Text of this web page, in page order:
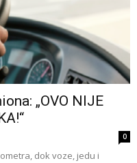
„OVO NIJE
0
dok voze, jedu i